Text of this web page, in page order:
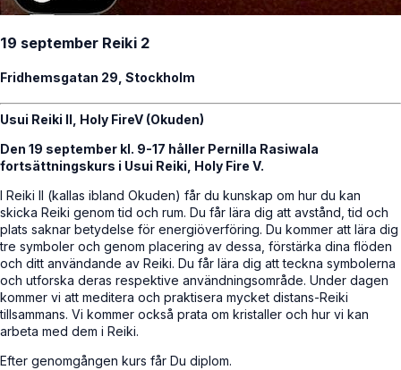
19 september Reiki 2
Fridhemsgatan 29, Stockholm
Usui Reiki II, Holy FireV (Okuden)
Den 19 september kl. 9-17 håller Pernilla Rasiwala
fortsättningskurs i Usui Reiki, Holy Fire V.
I Reiki II (kallas ibland Okuden) får du kunskap om hur du kan
skicka Reiki genom tid och rum. Du får lära dig att avstånd, tid och
plats saknar betydelse för energiöverföring. Du kommer att lära dig
tre symboler och genom placering av dessa, förstärka dina flöden
och ditt användande av Reiki. Du får lära dig att teckna symbolerna
och utforska deras respektive användningsområde. Under dagen
kommer vi att meditera och praktisera mycket distans-Reiki
tillsammans. Vi kommer också prata om kristaller och hur vi kan
arbeta med dem i Reiki.
Efter genomgången kurs får Du diplom.